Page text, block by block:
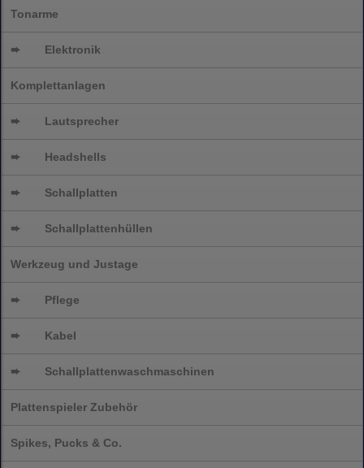
Tonarme
➨ Elektronik
Komplettanlagen
➨ Lautsprecher
➨ Headshells
➨ Schallplatten
➨ Schallplattenhüllen
Werkzeug und Justage
➨ Pflege
➨ Kabel
➨ Schallplattenwaschmaschinen
Plattenspieler Zubehör
Spikes, Pucks & Co.